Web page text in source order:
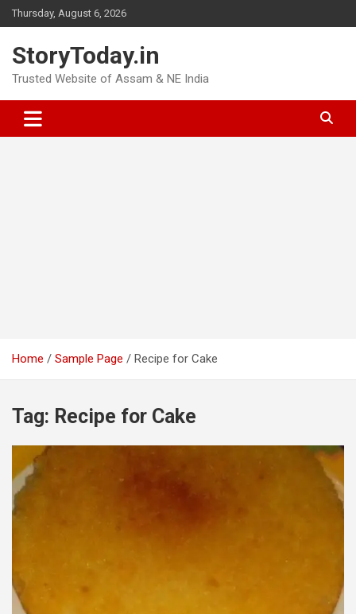
Skip
to
Thursday, August 6, 2026
StoryToday.in
Trusted Website of Assam & NE India
Home Sample Page Recipe for Cake
Tag: Recipe for Cake